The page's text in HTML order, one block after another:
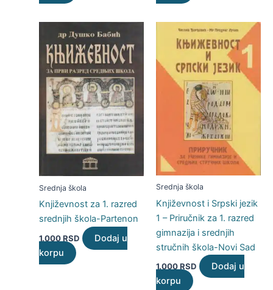
Srednja škola
Književnost za 1. razred
srednjih škola-Partenon
1.000RSD
Dodaj u
korpu
Srednja škola
Književnost i Srpski jezik
1 – Priručnik za 1. razred
gimnazija i srednjih
stručnih škola-Novi Sad
1.000RSD
Dodaj u
korpu